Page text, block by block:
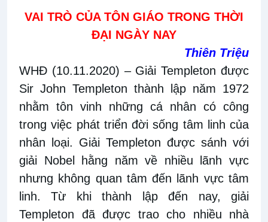
VAI TRÒ CỦA TÔN GIÁO TRONG THỜI
ĐẠI NGÀY NAY
Thiên Triệu
WHĐ (10.11.2020) – Giải Templeton được
Sir John Templeton thành lập năm 1972
nhằm tôn vinh những cá nhân có công
trong việc phát triển đời sống tâm linh của
nhân loại. Giải Templeton được sánh với
giải Nobel hằng năm về nhiều lãnh vực
nhưng không quan tâm đến lãnh vực tâm
linh. Từ khi thành lập đến nay, giải
Templeton đã được trao cho nhiều nhà